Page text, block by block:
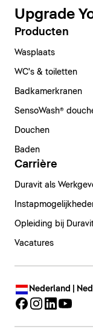
Upgrade
Producten
Wasplaats
WC's & toiletten
Badkamerkranen
SensoWash®
Douchen
Baden
Carrière
Duravit als
Opleiding bij
Vacatures
Nederland |